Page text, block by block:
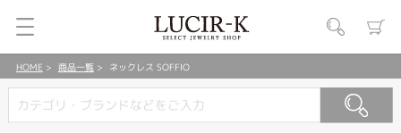
HOME 商品一覧 ネックレス SOFFIO